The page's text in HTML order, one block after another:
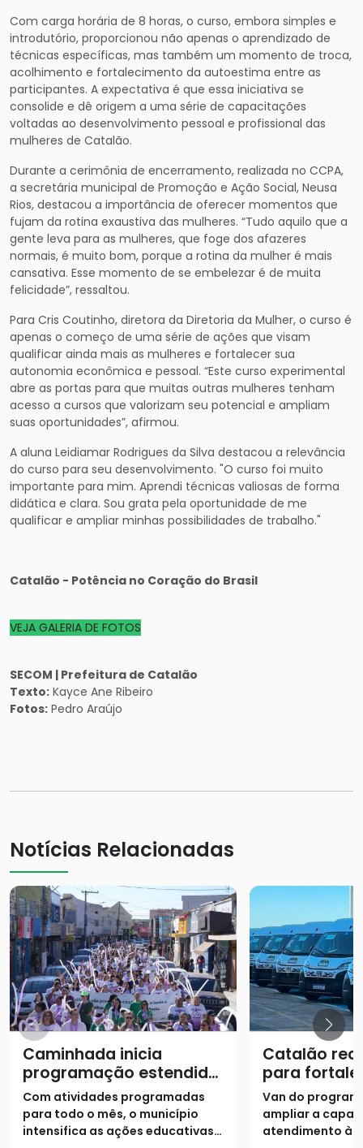
Com carga horária de 8 horas, o curso, embora simples e
introdutório, proporcionou não apenas o aprendizado de
técnicas específicas, mas também um momento de troca,
acolhimento e fortalecimento da autoestima entre as
participantes. A expectativa é que essa iniciativa se
consolide e dê origem a uma série de capacitações
voltadas ao desenvolvimento pessoal e profissional das
mulheres de Catalão.
Durante a cerimônia de encerramento, realizada no CCPA,
a secretária municipal de Promoção e Ação Social, Neusa
Rios, destacou a importância de oferecer momentos que
fujam da rotina exaustiva das mulheres. “Tudo aquilo que a
gente leva para as mulheres, que foge dos afazeres
normais, é muito bom, porque a rotina da mulher é mais
cansativa. Esse momento de se embelezar é de muita
felicidade”, ressaltou.
Para Cris Coutinho, diretora da Diretoria da Mulher, o curso é
apenas o começo de uma série de ações que visam
qualificar ainda mais as mulheres e fortalecer sua
autonomia econômica e pessoal. “Este curso experimental
abre as portas para que muitas outras mulheres tenham
acesso a cursos que valorizam seu potencial e ampliam
suas oportunidades”, afirmou.
A aluna Leidiamar Rodrigues da Silva destacou a relevância
do curso para seu desenvolvimento. "O curso foi muito
importante para mim. Aprendi técnicas valiosas de forma
didática e clara. Sou grata pela oportunidade de me
qualificar e ampliar minhas possibilidades de trabalho."
Catalão - Potência no Coração do Brasil
VEJA GALERIA DE FOTOS
SECOM | Prefeitura de Catalão
Texto: Kayce Ane Ribeiro
Fotos: Pedro Araújo
Notícias Relacionadas
Caminhada inicia
programação estendida
do Agosto Lilás
Com atividades programadas
para todo o mês, o município
intensifica as ações educativas e
Catalão
para
assistência
Van do
ampliar a
atendimento às